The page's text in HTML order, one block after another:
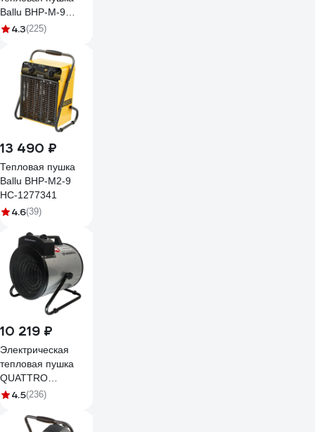
Ballu BHP-M-9
НС-1035062
4.3(225)
13 490 ₽
Тепловая пушка
Ballu BHP-M2-9
НС-1277341
4.6(39)
10 219 ₽
Электрическая
тепловая пушка
QUATTRO
ELEMENTI 649-271
4.5(236)